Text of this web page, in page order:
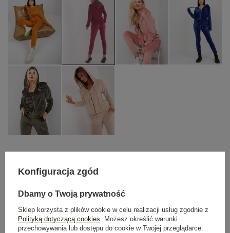
TABELA ROZMIARÓW
POWIADOM O DOSTĘPNOŚCI
Konfiguracja zgód
Dbamy o Twoją prywatność
Sklep korzysta z plików cookie w celu realizacji usług zgodnie z
Polityką dotyczącą cookies. Możesz określić warunki
przechowywania lub dostępu do cookie w Twojej przeglądarce.